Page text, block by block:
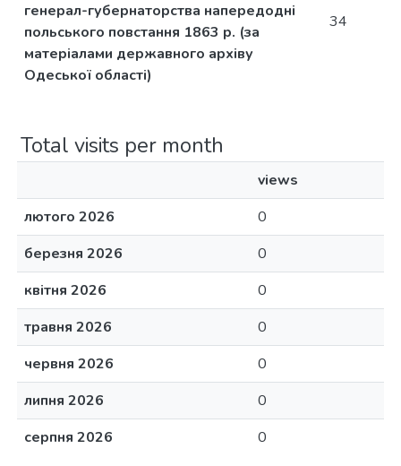
генерал-губернаторства напередодні
польського повстання 1863 р. (за
матеріалами державного архіву
Одеської області)
34
Total visits per month
views
лютого 2026
0
березня 2026
0
квітня 2026
0
травня 2026
0
червня 2026
0
липня 2026
0
серпня 2026
0